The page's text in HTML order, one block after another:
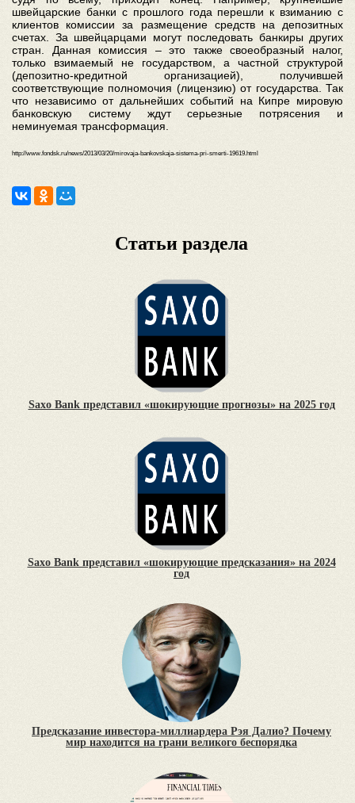
швейцарские банки с прошлого года перешли к взиманию с
клиентов комиссии за размещение средств на депозитных
счетах. За швейцарцами могут последовать банкиры других
стран. Данная комиссия – это также своеобразный налог,
только взимаемый не государством, а частной структурой
(депозитно-кредитной организацией), получившей
соответствующие полномочия (лицензию) от государства. Так
что независимо от дальнейших событий на Кипре мировую
банковскую систему ждут серьезные потрясения и
неминуемая трансформация.
http://www.fondsk.ru/news/2013/03/20/mirovaja-bankovskaja-sistema-pri-smerti-19619.html
Статьи раздела
Saxo Bank представил «шокирующие прогнозы» на 2025 год
Saxo Bank представил «шокирующие предсказания» на 2024
год
Предсказание инвестора-миллиардера Рэя Далио? Почему
мир находится на грани великого беспорядка